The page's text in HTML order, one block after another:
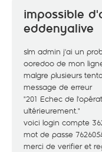
impossible
eddenyalive
slm admin j'ai un
ooredoo de mon
malgre plusieurs
message de erreur
"201 Echec de
ultérieurement."
voici login compte
mot de passe
merci de verifier et